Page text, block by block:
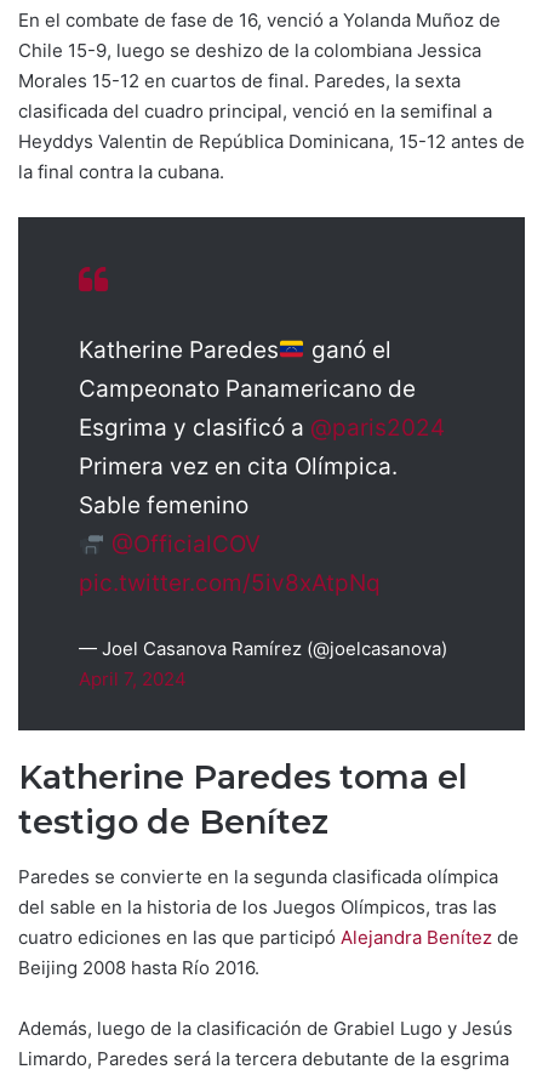
En el combate de fase de 16, venció a Yolanda Muñoz de
Chile 15-9, luego se deshizo de la colombiana Jessica
Morales 15-12 en cuartos de final. Paredes, la sexta
clasificada del cuadro principal, venció en la semifinal a
Heyddys Valentin de República Dominicana, 15-12 antes de
la final contra la cubana.
Katherine Paredes
ganó el
Campeonato Panamericano de
Esgrima y clasificó a @paris2024
Primera vez en cita Olímpica.
Sable femenino
@OfficialCOV
pic.twitter.com/5iv8xAtpNq
— Joel Casanova Ramírez (@joelcasanova)
April 7, 2024
Katherine Paredes toma el
testigo de Benítez
Paredes se convierte en la segunda clasificada olímpica
del sable en la historia de los Juegos Olímpicos, tras las
cuatro ediciones en las que participó Alejandra Benítez de
Beijing 2008 hasta Río 2016.
Además, luego de la clasificación de Grabiel Lugo y Jesús
Limardo, Paredes será la tercera debutante de la esgrima